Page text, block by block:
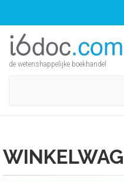
de wetenshappelijke boekhandel